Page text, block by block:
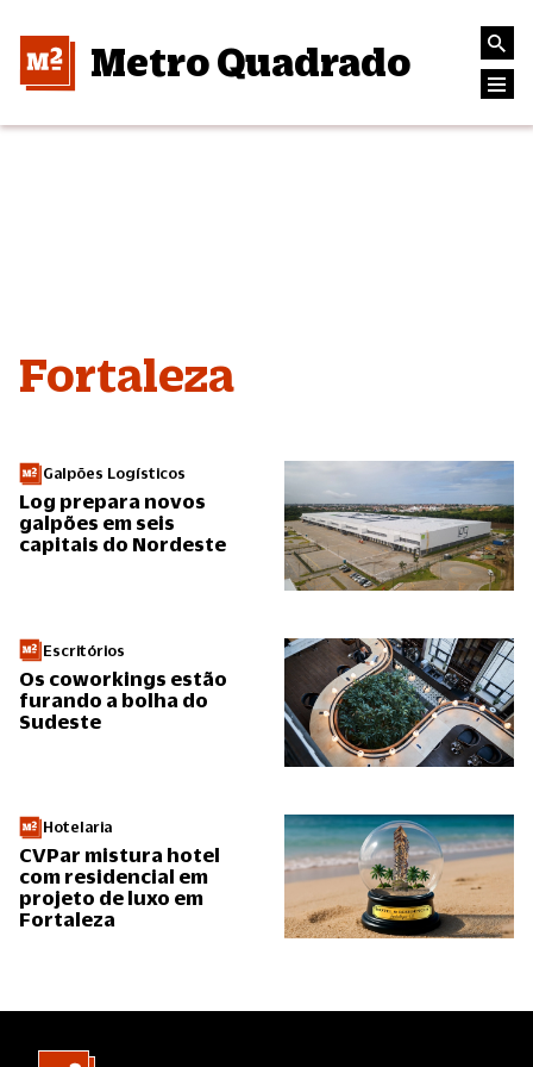
Metro Quadrado
Fortaleza
Galpões Logísticos
Log prepara novos
galpões em seis
capitais do Nordeste
Escritórios
Os coworkings estão
furando a bolha do
Sudeste
Hotelaria
CVPar mistura hotel
com residencial em
projeto de luxo em
Fortaleza